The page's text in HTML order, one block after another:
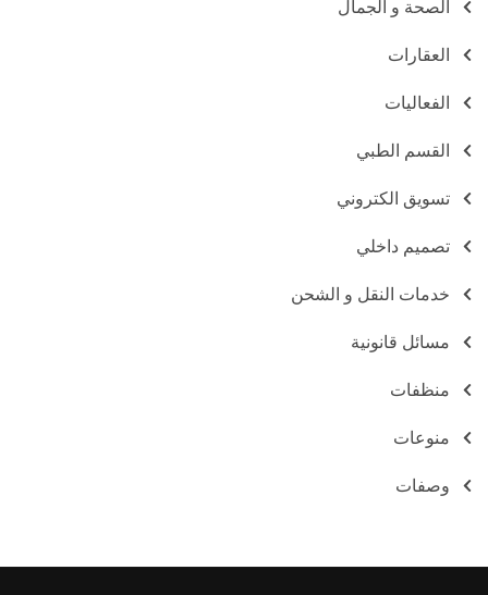
الصحة و الجمال
العقارات
الفعاليات
القسم الطبي
تسويق الكتروني
تصميم داخلي
خدمات النقل و الشحن
مسائل قانونية
منظفات
منوعات
وصفات